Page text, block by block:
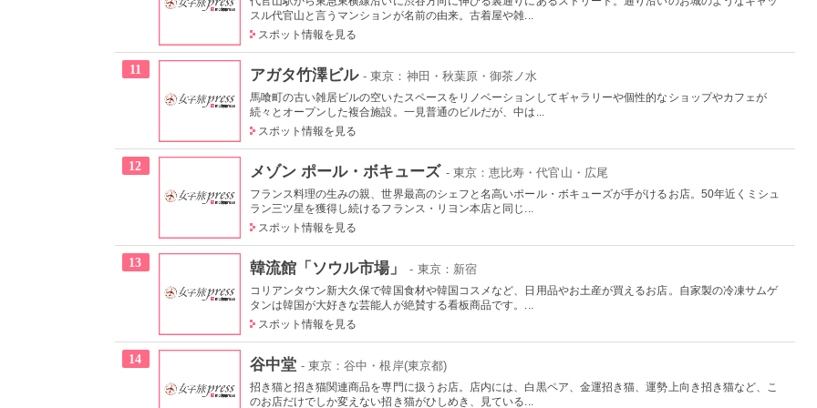
スル代官山と言うマンションが名前の由来。古着屋や雑...
スポット情報を見る
11 アガタ竹澤ビル - 東京：神田・秋葉原・御茶ノ水
馬喰町の古い雑居ビルの空いたスペースをリノベーションしてギャラリーや個性的なショップやカフェが
続々とオープンした複合施設。一見普通のビルだが、中は...
スポット情報を見る
12 メゾン ポール・ボキューズ - 東京：恵比寿・代官山・広尾
フランス料理の生みの親、世界最高のシェフと名高いポール・ボキューズが手がけるお店。50年近くミシュ
ラン三ツ星を獲得し続けるフランス・リヨン本店と同じ...
スポット情報を見る
13 韓流館「ソウル市場」 - 東京：新宿
コリアンタウン新大久保で韓国食材や韓国コスメなど、日用品やお土産が買えるお店。自家製の冷凍サムゲ
タンは韓国が大好きな芸能人が絶賛する看板商品です。...
スポット情報を見る
14 谷中堂 - 東京：谷中・根岸(東京都)
招き猫と招き猫関連商品を専門に扱うお店。店内には、白黒ペア、金運招き猫、運勢上向き招き猫など、こ
のお店だけでしか変えない招き猫がひしめき、見ている...